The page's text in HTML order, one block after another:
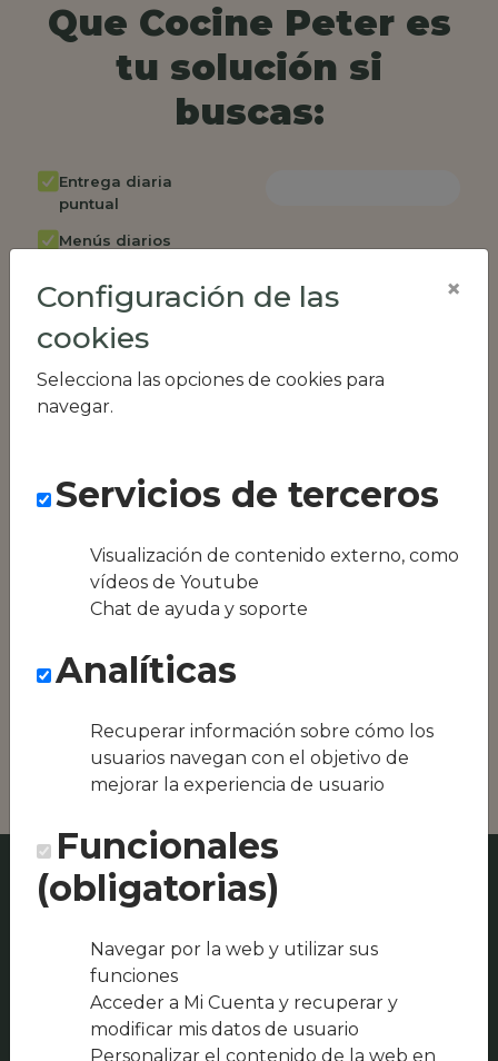
Que Cocine Peter es
tu solución si
buscas:
Entrega diaria
puntual
Menús diarios
Cambio de menú
empleados
Panel de control
Compatible con
equipos híbridos
oferta local de tu
zona, como podría
Restaurante Casa
Lola
Configuración de las
cookies
Selecciona las opciones de cookies para
navegar.
×
Servicios de terceros
Visualización de contenido externo, como
vídeos de Youtube
Chat de ayuda y soporte
Analíticas
Recuperar información sobre cómo los
usuarios navegan con el objetivo de
mejorar la experiencia de usuario
Funcionales
(obligatorias)
Navegar por la web y utilizar sus
funciones
Acceder a Mi Cuenta y recuperar y
modificar mis datos de usuario
Personalizar el contenido de la web en